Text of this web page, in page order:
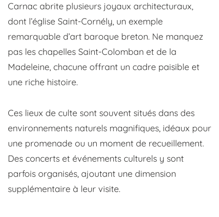
Carnac abrite plusieurs joyaux architecturaux,
dont l’église Saint-Cornély, un exemple
remarquable d’art baroque breton. Ne manquez
pas les chapelles Saint-Colomban et de la
Madeleine, chacune offrant un cadre paisible et
une riche histoire.
Ces lieux de culte sont souvent situés dans des
environnements naturels magnifiques, idéaux pour
une promenade ou un moment de recueillement.
Des concerts et événements culturels y sont
parfois organisés, ajoutant une dimension
supplémentaire à leur visite.